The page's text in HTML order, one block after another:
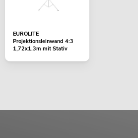
EUROLITE
Projektionsleinwand 4:3
1,72x1.3m mit Stativ